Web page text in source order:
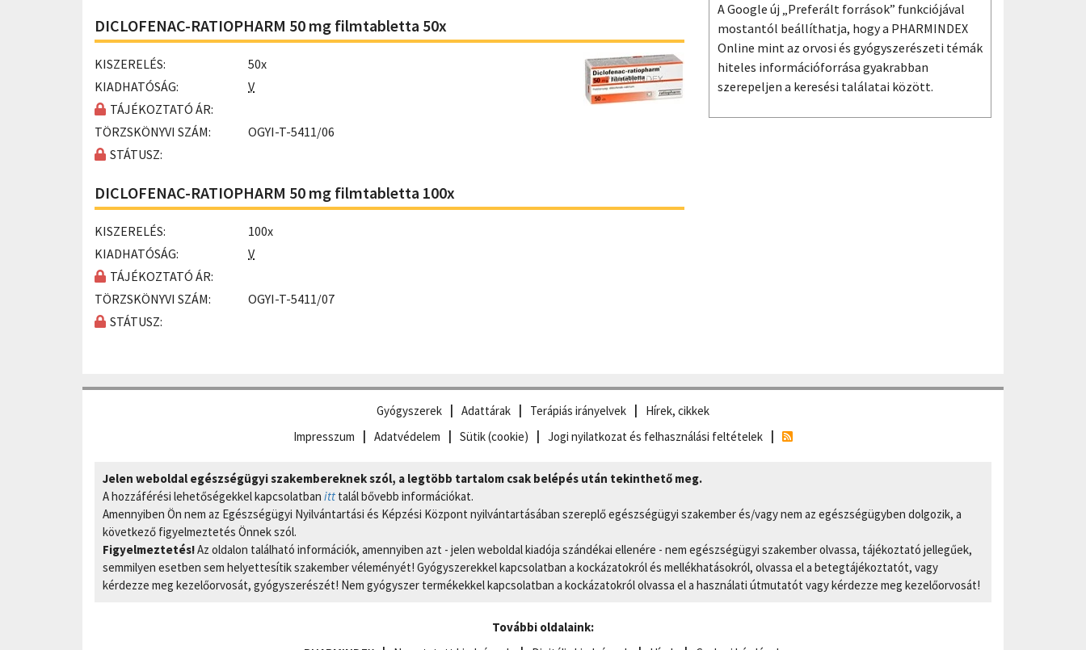
DICLOFENAC-RATIOPHARM 50 mg filmtabletta 50x
KISZERELÉS:
50x
KIADHATÓSÁG:
V
TÁJÉKOZTATÓ ÁR:
TÖRZSKÖNYVI SZÁM:
OGYI-T-5411/06
STÁTUSZ:
DICLOFENAC-RATIOPHARM 50 mg filmtabletta 100x
KISZERELÉS:
100x
KIADHATÓSÁG:
V
TÁJÉKOZTATÓ ÁR:
TÖRZSKÖNYVI SZÁM:
OGYI-T-5411/07
STÁTUSZ:
A Google új „Preferált források” funkciójával
mostantól beállíthatja, hogy a PHARMINDEX
Online mint az orvosi és gyógyszerészeti témák
hiteles információforrása gyakrabban
szerepeljen a keresési találatai között.
Gyógyszerek Adattárak Terápiás irányelvek
Hírek, cikkek
Impresszum
Adatvédelem Sütik (cookie) Jogi nyilatkozat és felhasználási feltételek
Jelen weboldal egészségügyi szakembereknek szól, a legtöbb tartalom csak belépés után tekinthető meg.
A hozzáférési lehetőségekkel kapcsolatban itt talál bővebb információkat.
Amennyiben Ön nem az Egészségügyi Nyilvántartási és Képzési Központ nyilvántartásában szereplő egészségügyi szakember és/vagy nem az egészségügyben dolgozik, a
következő figyelmeztetés Önnek szól.
Figyelmeztetés!Az oldalon található információk, amennyiben azt - jelen weboldal kiadója szándékai ellenére - nem egészségügyi szakember olvassa, tájékoztató jellegűek,
semmilyen esetben sem helyettesítik szakember véleményét! Gyógyszerekkel kapcsolatban a kockázatokról és mellékhatásokról, olvassa el a betegtájékoztatót, vagy
kérdezze meg kezelőorvosát, gyógyszerészét! Nem gyógyszer termékekkel kapcsolatban a kockázatokról olvassa el a használati útmutatót vagy kérdezze meg kezelőorvosát!
További oldalaink: